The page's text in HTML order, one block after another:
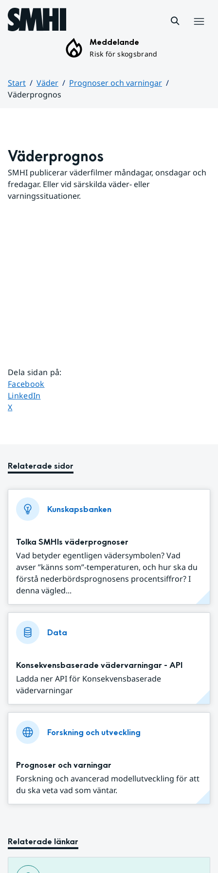
Hoppa till sidans innehåll
Meddelande
Risk för skogsbrand
Start Väder
Prognoser och varningar
Väderprognos
Väderprognos
SMHI publicerar väderfilmer måndagar, onsdagar och
fredagar. Eller vid särskilda väder- eller
varningssituationer.
Dela sidan på:
Dela sidan på
Facebook
Dela sidan på
LinkedIn
Dela sidan på
X
Relaterade sidor
Kunskapsbanken
Tolka SMHIs väderprognoser
Vad betyder egentligen vädersymbolen? Vad
avser ”känns som”-temperaturen, och hur ska du
förstå nederbördsprognosens procentsiffror? I
denna vägled...
Data
Konsekvensbaserade vädervarningar - API
Ladda ner API för Konsekvensbaserade
vädervarningar
Forskning och utveckling
Prognoser och varningar
Forskning och avancerad modellutveckling för att
du ska veta vad som väntar.
Relaterade länkar